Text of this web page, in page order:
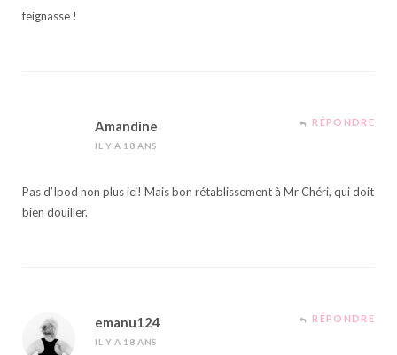
feignasse !
Amandine
IL Y A 18 ANS
RÉPONDRE
Pas d’Ipod non plus ici! Mais bon rétablissement à Mr Chéri, qui doit
bien douiller.
emanu124
IL Y A 18 ANS
RÉPONDRE